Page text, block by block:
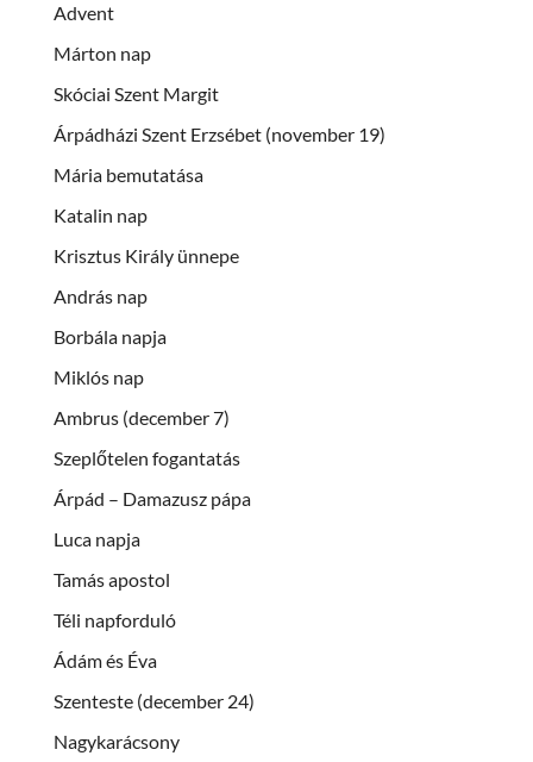
Advent
Márton nap
Skóciai Szent Margit
Árpádházi Szent Erzsébet (november 19)
Mária bemutatása
Katalin nap
Krisztus Király ünnepe
András nap
Borbála napja
Miklós nap
Ambrus (december 7)
Szeplőtelen fogantatás
Árpád – Damazusz pápa
Luca napja
Tamás apostol
Téli napforduló
Ádám és Éva
Szenteste (december 24)
Nagykarácsony